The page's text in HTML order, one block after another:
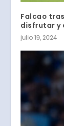
Falcao
disfrutar y
julio 19, 2024